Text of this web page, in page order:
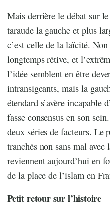
Mais derrière le débat sur
taraude la gauche et plus
c’est celle de la laïcité.
longtemps rétive, et
l’idée semblent en être
intransigeants, mais la
étendard s’avère incapable
fasse consensus en son
deux séries de facteurs. Le
tranchés non sans mal
reviennent aujourd’hui en
de la place de l’islam en
Petit retour sur l’histoire